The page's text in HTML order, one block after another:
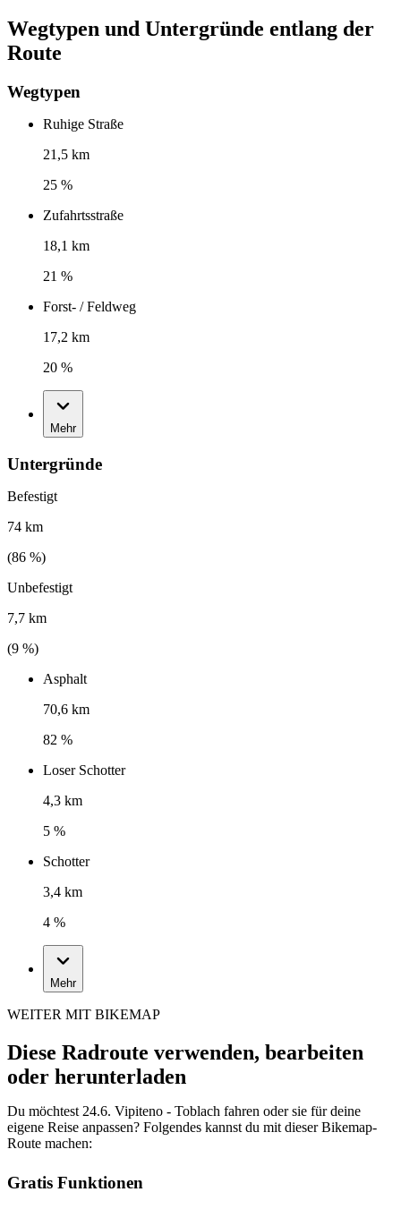
Wegtypen und Untergründe entlang der
Route
Wegtypen
Ruhige Straße
21,5 km
25 %
Zufahrtsstraße
18,1 km
21 %
Forst- / Feldweg
17,2 km
20 %
Mehr
Untergründe
Befestigt
74 km
(86 %)
Unbefestigt
7,7 km
(9 %)
Asphalt
70,6 km
82 %
Loser Schotter
4,3 km
5 %
Schotter
3,4 km
4 %
Mehr
WEITER MIT BIKEMAP
Diese Radroute verwenden, bearbeiten
oder herunterladen
Du möchtest 24.6. Vipiteno - Toblach fahren oder sie für deine
eigene Reise anpassen? Folgendes kannst du mit dieser Bikemap-
Route machen:
Gratis Funktionen